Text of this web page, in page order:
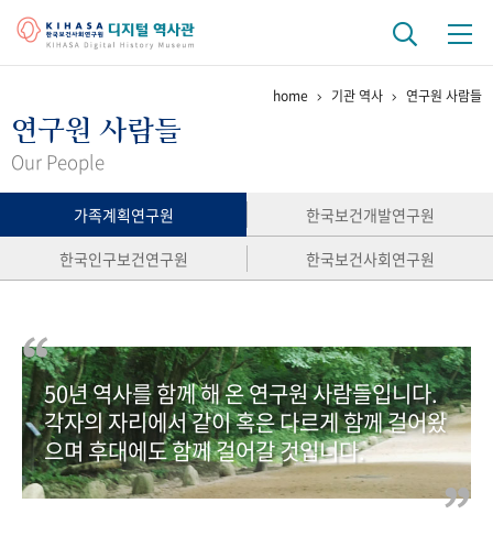
걸어온 길 기관 변천사
연구 역사
정책과 연구 키워드로 보는 연구 역사
연구자들
간행물 변천사
기록물 아카이브
사진 아카이브 문서 기록물 행정박물 영상 기록물
50+1주년 기념
+1
home 기관 역사 연구원 사람들
연구원 사람들
Our People
가족계획연구원
한국보건개발연구원
한국인구보건연구원
한국보건사회연구원
50년 역사를 함께 해 온 연구원 사람들입니다.
각자의 자리에서 같이 혹은 다르게 함께 걸어왔
으며 후대에도 함께 걸어갈 것입니다.